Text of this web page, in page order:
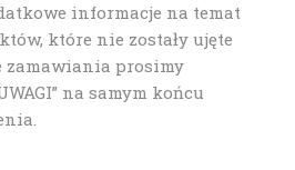
informacje na temat
które nie zostały ujęte
zamawiania prosimy
na samym końcu